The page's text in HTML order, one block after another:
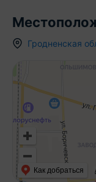
Гродненская
Как добраться